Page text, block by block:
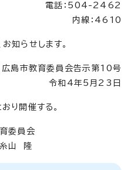
電話：504-2462
内線：4610
知らせします。
広島市教育委員会告示第10号
令和4年5月23日
り開催する。
委員会
山 隆